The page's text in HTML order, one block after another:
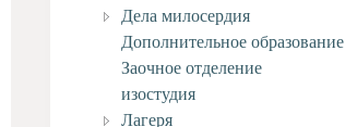
Дела милосердия
Дополнительное образование
Заочное отделение
изостудия
Лагеря